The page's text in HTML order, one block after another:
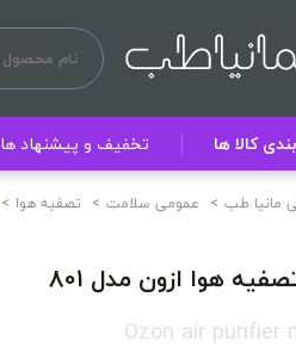
کالا ها تخفیف و پیشنهاد ها
مانیا طب عمومی سلامت تصفیه هوا
هوا ازون مدل 801
Ozon air purifier